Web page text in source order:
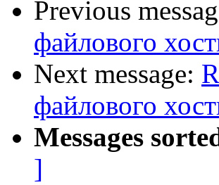
Previous
файлового
Next message:
файлового
Messages
]